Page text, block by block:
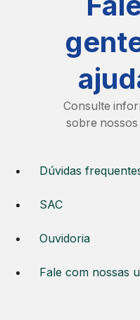
Consulte
sobre
Dúvidas
SAC
Ouvidoria
Fale com nossas